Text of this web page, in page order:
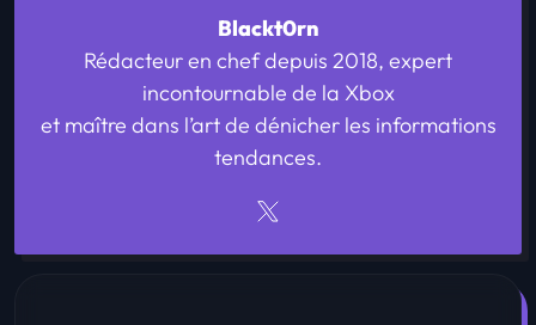
Blackt0rn
Rédacteur en chef depuis 2018, expert
incontournable de la Xbox
et maître dans l’art de dénicher les informations
tendances.